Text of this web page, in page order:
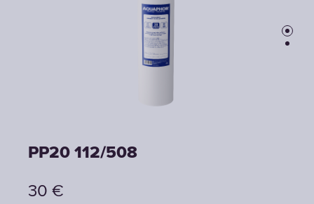
PP20 112/508
30 €
PP20 112/508
30 €